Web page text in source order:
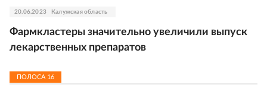
20.06.2023 Калужская область
Фармкластеры значительно увеличили выпуск
лекарственных препаратов
ПОЛОСА 16